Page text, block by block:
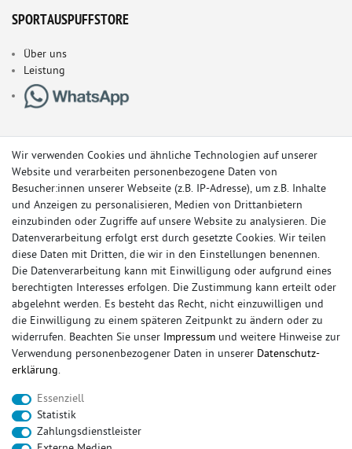
SPORTAUSPUFFSTORE
Über uns
Leistung
© Copyright 2026 Sportauspuff-Store.de - Alle Rechte vorbehalten.
Preisangaben inkl. gesetzlicher MwSt. und zzgl. Versandkosten
Das Internetportal für Sportendschalldämpfer, Komplettanlagen,
Rennsportanlagen, Sportendrohre, Universalteile, Fächerkrümmer,
Vorschalldämpfer, Sportkat, Ersatzrohr und Auspuffzubehör.
FOX, REMUS, FSW, FRIEDRICH MOTORSPORT, EISENMANN, ULTER
SPORT, NOVUS
sportauspuff sportkat
Wir verwenden Cookies und ähnliche Technologien auf unserer
Website und verarbeiten personenbezogene Daten von
Besucher:innen unserer Webseite (z.B. IP-Adresse), um z.B. Inhalte
und Anzeigen zu personalisieren, Medien von Drittanbietern
einzubinden oder Zugriffe auf unsere Website zu analysieren. Die
Datenverarbeitung erfolgt erst durch gesetzte Cookies. Wir teilen
diese Daten mit Dritten, die wir in den Einstellungen benennen.
Die Datenverarbeitung kann mit Einwilligung oder aufgrund eines
berechtigten Interesses erfolgen. Die Zustimmung kann erteilt oder
abgelehnt werden. Es besteht das Recht, nicht einzuwilligen und
die Einwilligung zu einem späteren Zeitpunkt zu ändern oder zu
widerrufen. Beachten Sie unser Impressum und weitere Hinweise zur
Verwendung personenbezogener Daten in unserer Daten­schutz­
erklärung.
Essenziell
Statistik
Zahlungsdienstleister